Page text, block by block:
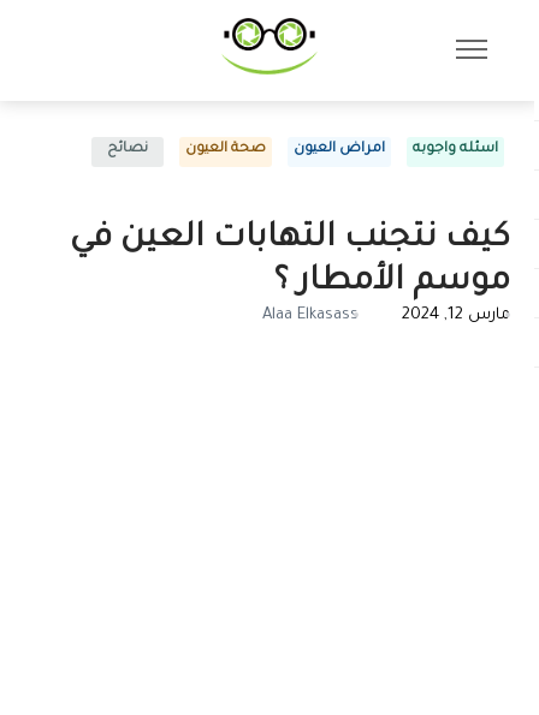
اسئله واجوبه امراض العيون صحة العيون نصائح
كيف نتجنب التهابات العين في
موسم الأمطار ؟
مارس 12, 2024 Alaa Elkasass